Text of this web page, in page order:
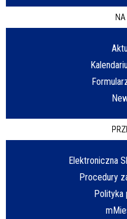
Elektroniczna
Procedury